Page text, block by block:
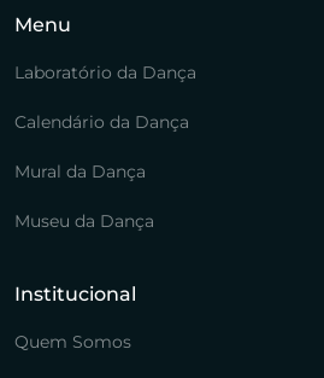
Menu
Laboratório da Dança
Calendário da Dança
Mural da Dança
Museu da Dança
Institucional
Quem Somos